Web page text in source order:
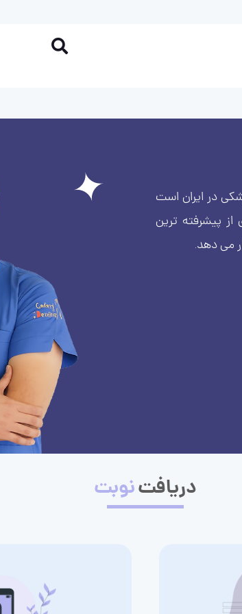
در ایران است
پیشرفته ترین
می دهد.
دریافتنوبت